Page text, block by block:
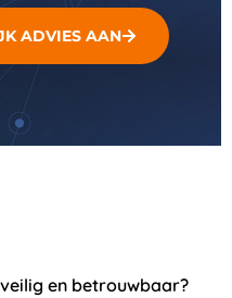
ADVIES AAN
en betrouwbaar?